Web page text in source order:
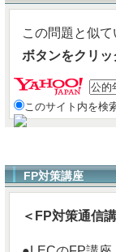
この問題と似て
ボタンをクリッ
このサイト内を検
FP対策講座
＜FP対策通信